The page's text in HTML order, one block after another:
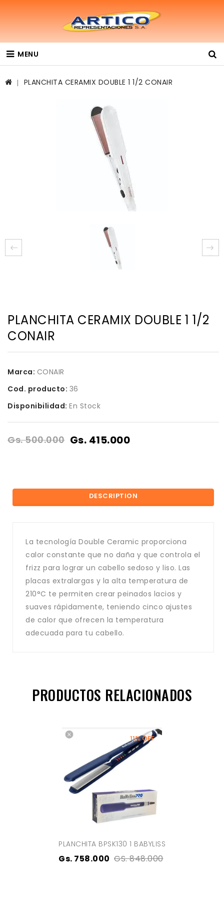
MENU
PLANCHITA CERAMIX DOUBLE 1 1/2 CONAIR
PLANCHITA CERAMIX DOUBLE 1 1/2
CONAIR
Marca: CONAIR
Cod. producto: 36
Disponibilidad: En Stock
Gs. 500.000 Gs. 415.000
DESCRIPTION
La tecnología Double Ceramic proporciona
calor constante que no daña y que controla el
frizz para lograr un cabello sedoso y liso. Las
placas extralargas y la alta temperatura de
210°C te permiten crear peinados lacios y
suaves rápidamente, teniendo cinco ajustes
de calor que ofrecen la temperatura
adecuada para tu cabello.
PRODUCTOS RELACIONADOS
11% OFF
PLANCHITA BPSK130 1 BABYLISS
Gs. 758.000 GS. 848.000